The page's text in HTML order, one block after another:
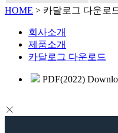
HOME > 카달로그 다운로
회사소개
제품소개
카달로그 다운로드
PDF(2022)